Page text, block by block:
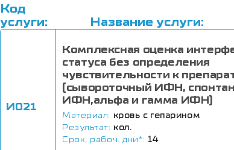
Код
услуги:
Название услуги:
И021
Комплексная оценка
статуса без определения
чувствительности к
(сывороточный ИФН,
ИФН,альфа и гамма ИФН)
Материал: кровь с гепарином
Результат: кол.
Срок, рабоч. дни*: 14